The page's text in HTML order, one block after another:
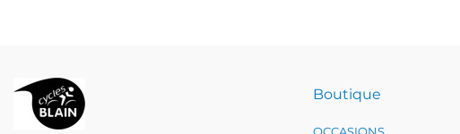
Boutique
OCCASIONS